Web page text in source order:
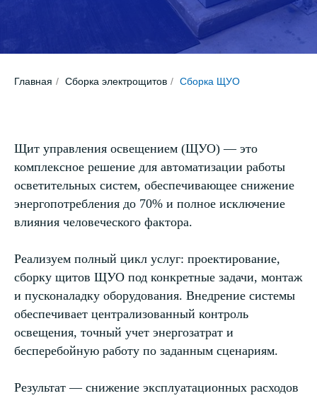
Главная / Сборка электрощитов / Сборка ЩУО
Щит управления освещением (ЩУО) — это
комплексное решение для автоматизации работы
осветительных систем, обеспечивающее снижение
энергопотребления до 70% и полное исключение
влияния человеческого фактора.
Реализуем полный цикл услуг: проектирование,
сборку щитов ЩУО под конкретные задачи, монтаж
и пусконаладку оборудования. Внедрение системы
обеспечивает централизованный контроль
освещения, точный учет энергозатрат и
бесперебойную работу по заданным сценариям.
Результат — снижение эксплуатационных расходов